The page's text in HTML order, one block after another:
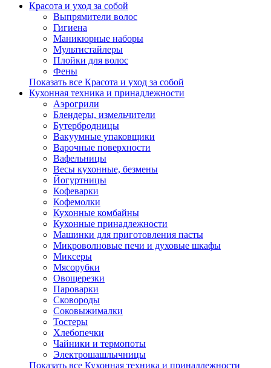
Красота и уход за собой
Выпрямители волос
Гигиена
Маникюрные наборы
Мультистайлеры
Плойки для волос
Фены
Показать все Красота и уход за собой
Кухонная техника и принадлежности
Аэрогрили
Блендеры, измельчители
Бутербродницы
Вакуумные упаковщики
Варочные поверхности
Вафельницы
Весы кухонные, безмены
Йогуртницы
Кофеварки
Кофемолки
Кухонные комбайны
Кухонные принадлежности
Машинки для приготовления пасты
Микроволновые печи и духовые шкафы
Миксеры
Мясорубки
Овощерезки
Пароварки
Сковороды
Соковыжималки
Тостеры
Хлебопечки
Чайники и термопоты
Электрошашлычницы
Показать все Кухонная техника и принадлежности